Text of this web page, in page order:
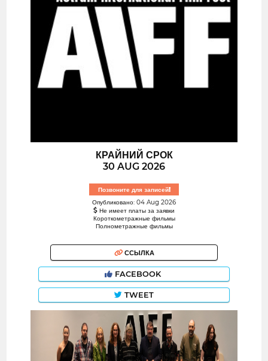
КРАЙНИЙ СРОК
30 AUG 2026
Позвоните для записей!
Опубликовано: 04 Aug 2026
Не имеет платы за заявки
Короткометражные фильмы
Полнометражные фильмы
ССЫЛКА
FACEBOOK
TWEET